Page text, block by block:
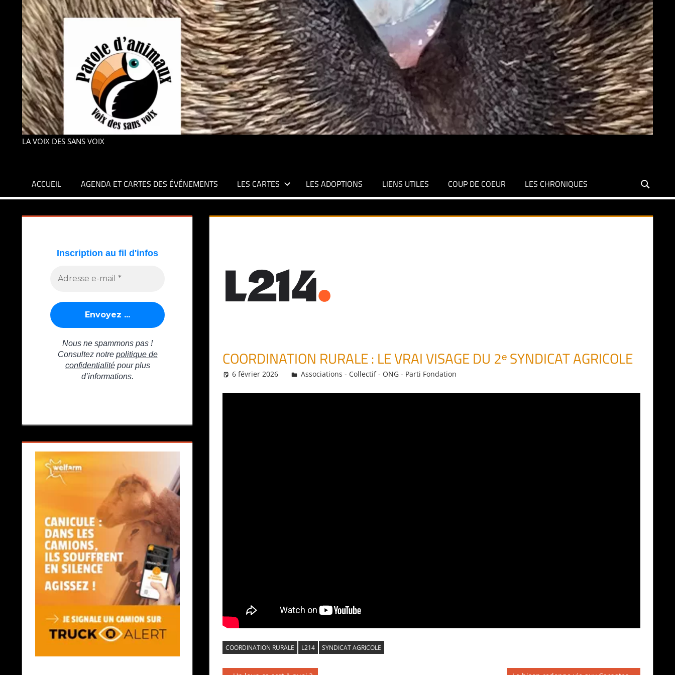
LA VOIX DES SANS VOIX
ACCUEIL AGENDA ET CARTES DES ÉVÉNEMENTS LES CARTES LES ADOPTIONS LIENS UTILES COUP DE COEUR LES CHRONIQUES
COORDINATION RURALE : LE VRAI VISAGE DU 2ᵉ SYNDICAT AGRICOLE
6 février 2026 Daniel
Associations - Collectif - ONG - Parti Fondation
COORDINATION RURALE L214 SYNDICAT AGRICOLE